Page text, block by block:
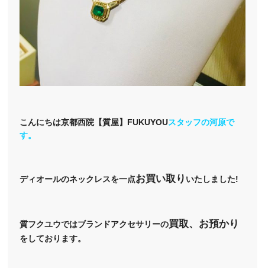
こんにちは京都西院【質屋】FUKUYOUスタッフの河原で
す。
ディオールのネックレスを一点お買い取り いたしました!
質フクユウではブランドアクセサリーの買取、お預かり
をしております。